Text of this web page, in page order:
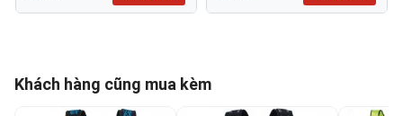
Khách hàng cũng mua kèm